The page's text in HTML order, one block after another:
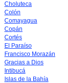
Choluteca
Colón
Comayagua
Copán
Cortés
El Paraíso
Francisco Morazán
Gracias a Dios
Intibucá
Islas de la Bahía